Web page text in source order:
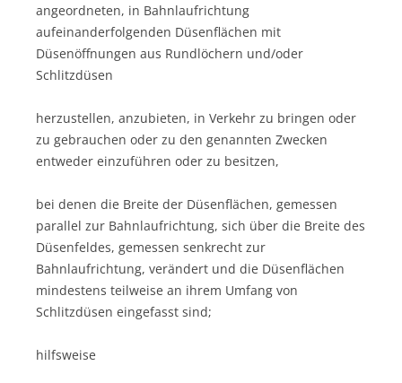
angeordneten, in Bahnlaufrichtung
aufeinanderfolgenden Düsenflächen mit
Düsenöffnungen aus Rundlöchern und/oder
Schlitzdüsen
herzustellen, anzubieten, in Verkehr zu bringen oder
zu gebrauchen oder zu den genannten Zwecken
entweder einzuführen oder zu besitzen,
bei denen die Breite der Düsenflächen, gemessen
parallel zur Bahnlaufrichtung, sich über die Breite des
Düsenfeldes, gemessen senkrecht zur
Bahnlaufrichtung, verändert und die Düsenflächen
mindestens teilweise an ihrem Umfang von
Schlitzdüsen eingefasst sind;
hilfsweise